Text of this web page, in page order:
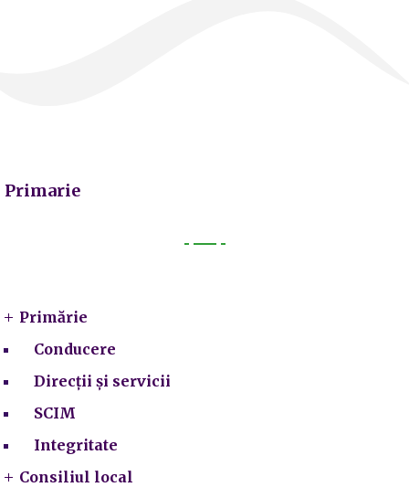
Primarie
Primărie
Conducere
Direcții și servicii
SCIM
Integritate
Consiliul local